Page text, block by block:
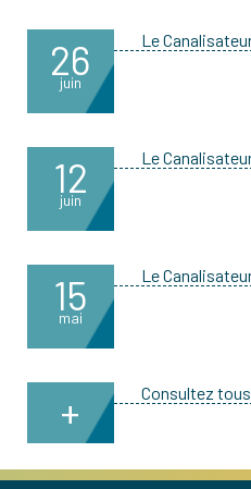
26
juin
Le
12
juin
Le
15
mai
Le
+ Consultez